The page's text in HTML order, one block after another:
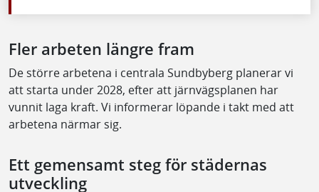
Fler arbeten längre fram
De större arbetena i centrala Sundbyberg planerar vi
att starta under 2028, efter att järnvägsplanen har
vunnit laga kraft. Vi informerar löpande i takt med att
arbetena närmar sig.
Ett gemensamt steg för städernas
utveckling